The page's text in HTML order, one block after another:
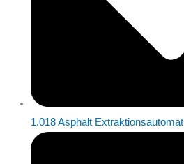
1.018 Asphalt Extraktionsautomat